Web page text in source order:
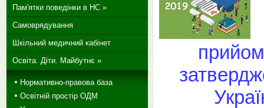
Пам'ятки поведінки в НС »
Самоврядування
Шкільний медичний кабінет
Освіта. Діти. Майбутнє »
Нормативно-правова база
Освітній простір ОДМ